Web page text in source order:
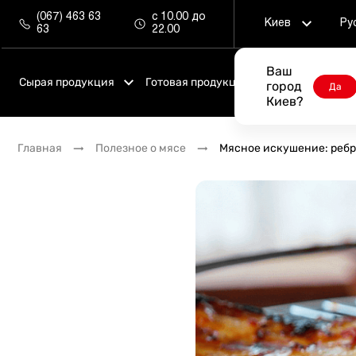
Киев
Ваш
город
Киев?
Да
Сырая продукция
Стейки
Готовая продукция
Сезонное меню
Магазины
(067) 463 63
63
с 10.00 до
22.00
Главная Полезное о мясе Мясное искушение: